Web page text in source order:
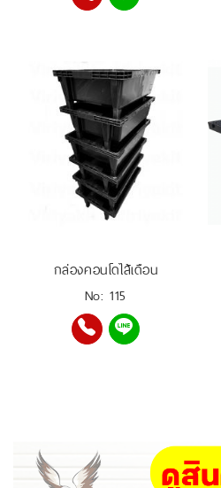
กล่องคอนโดไส้เดือน
No: 115